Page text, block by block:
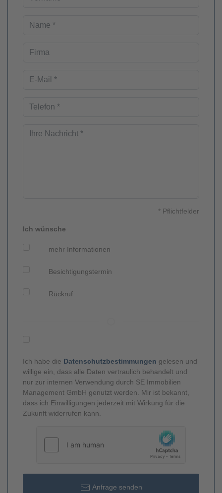
* Pflichtfelder
Ich wünsche
mehr Informationen
Besichtigungstermin
Rückruf
Ich habe die Datenschutzbestimmungen gelesen und
willige ein, dass alle Daten vertraulich behandelt und
nur zur internen Verwendung durch SE Immobilien
Management GmbH genutzt werden. Mir ist bekannt,
dass ich Einwilligungen jederzeit mit Wirkung für die
Zukunft widerrufen kann.
Anfrage senden